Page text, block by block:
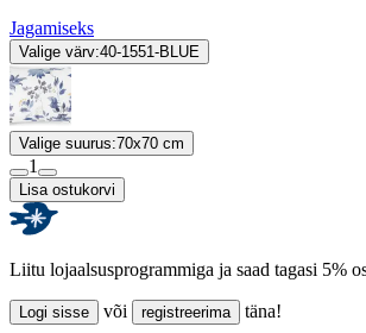
Jagamiseks
Valige värv:40-1551-BLUE
Valige suurus:70x70 cm
1
Lisa ostukorvi
Liitu lojaalsusprogrammiga ja saad tagasi 5%
Logi sisse või registreerima täna!